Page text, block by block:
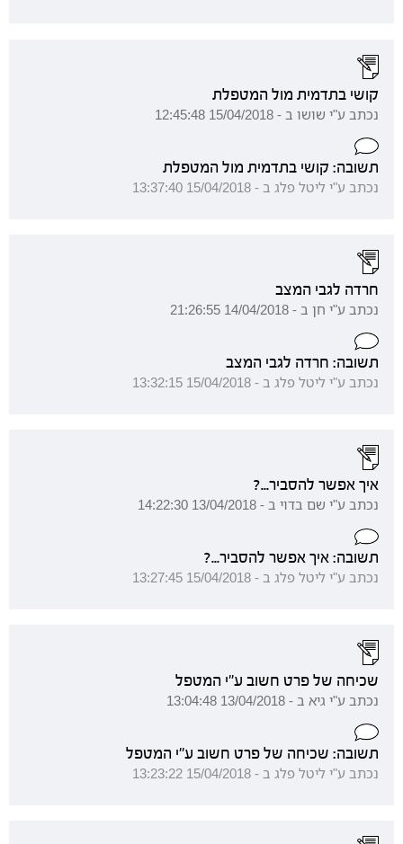
קושי בתדמית מול המטפלת
נכתב ע"י שושו ב - 15/04/2018 12:45:48
תשובה: קושי בתדמית מול המטפלת
נכתב ע"י ליטל פלג ב - 15/04/2018 13:37:40
חרדה לגבי המצב
נכתב ע"י חן ב - 14/04/2018 21:26:55
תשובה: חרדה לגבי המצב
נכתב ע"י ליטל פלג ב - 15/04/2018 13:32:15
איך אפשר להסביר...?
נכתב ע"י שם בדוי ב - 13/04/2018 14:22:30
תשובה: איך אפשר להסביר...?
נכתב ע"י ליטל פלג ב - 15/04/2018 13:27:45
שכיחה של פרט חשוב ע"י המטפל
נכתב ע"י גיא ב - 13/04/2018 13:04:48
תשובה: שכיחה של פרט חשוב ע"י המטפל
נכתב ע"י ליטל פלג ב - 15/04/2018 13:23:22